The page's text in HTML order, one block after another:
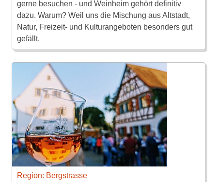
gerne besuchen - und Weinheim gehört definitiv
dazu. Warum? Weil uns die Mischung aus Altstadt,
Natur, Freizeit- und Kulturangeboten besonders gut
gefällt.
Region: Bergstrasse